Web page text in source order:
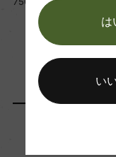
は
い